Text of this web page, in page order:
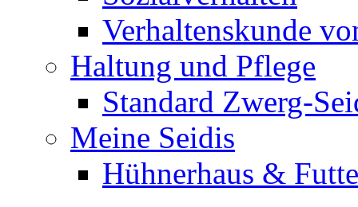
Verhaltenskunde
Haltung und Pflege
Standard Zwerg-
Meine Seidis
Hühnerhaus &